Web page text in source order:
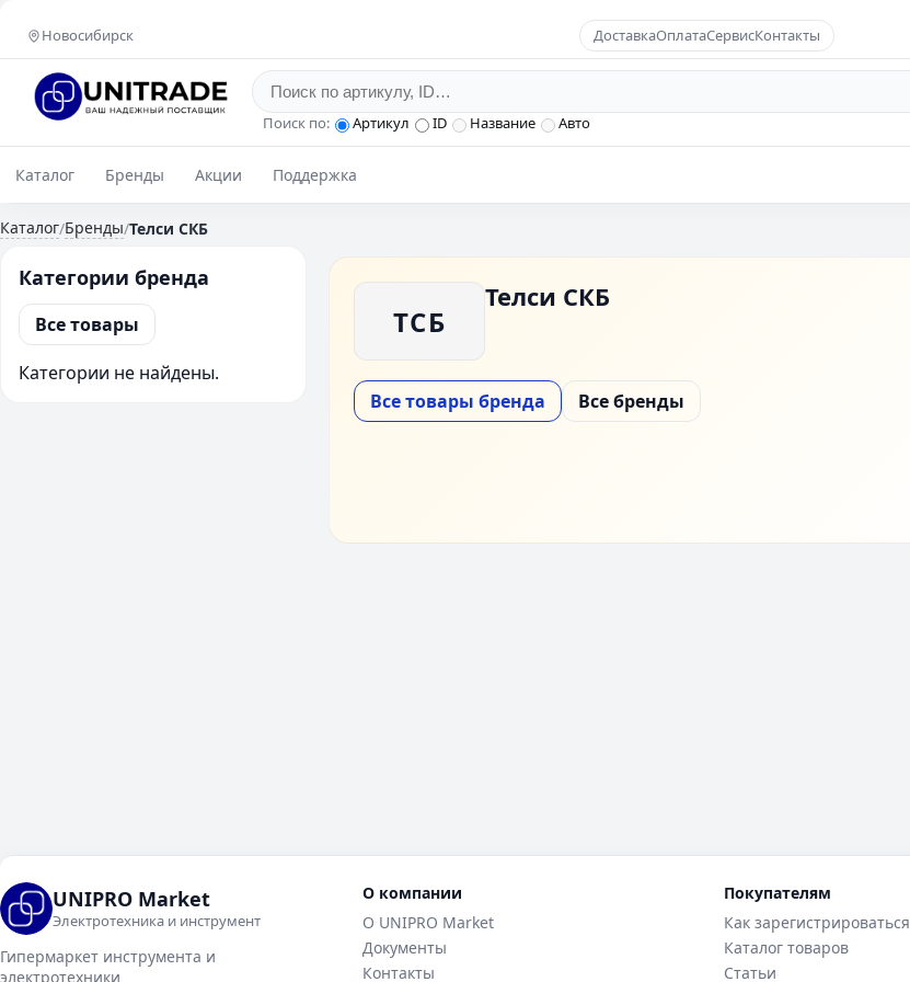
Новосибирск ДоставкаОплатаСервисКонтакты
Поиск по: Артикул ID Название Авто
Каталог Бренды Акции Поддержка
Каталог/Бренды/Телси СКБ
Категории бренда
Все товары
Категории не найдены.
ТСБ
Телси СКБ
Все товары бренда Все бренды
UNIPRO Market
Электротехника и инструмент
Гипермаркет инструмента и
электротехники
О компании
О UNIPRO Market
Документы
Контакты
Покупателям
Как зарегистрироваться
Каталог товаров
Статьи